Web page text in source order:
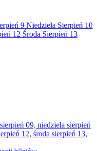
9 Niedziela Sierpień 10
12 Środa Sierpień 13
sierpień 09, niedziela sierpień
12, środa sierpień 13,